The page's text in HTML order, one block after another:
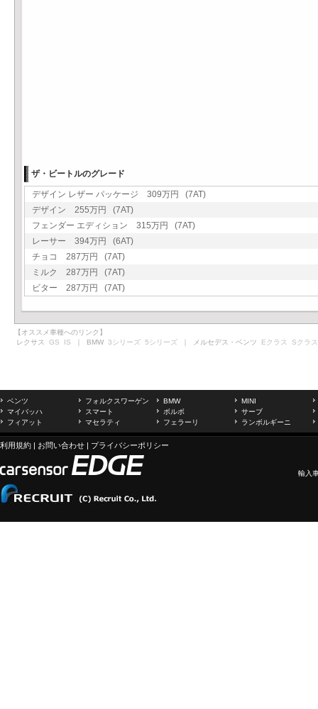
ザ・ビートルのグレード
デザイン レザー パッケージ 309万円 (7AT)
デザイン 255万円 (7AT)
フェンダー エディション 315万円 (7AT)
レーサー 394万円 (6AT)
チョコ 287万円 (7AT)
ミルク 287万円 (7AT)
ビター 287万円 (7AT)
【オススメ車種へのリンク】
レクサス GS IS ｜ BMW 3シリーズ 5シリーズ ｜ メルセデス・ベンツ Eクラス Sクラス
ベンツ フォルクスワーゲン BMW
MINI
マイバッハ
スマート ボルボ
サーブ
フィアット
マセラティ フェラーリ ランボルギーニ
利用規約 | お問い合わせ | プライバシーポリシー
輸入